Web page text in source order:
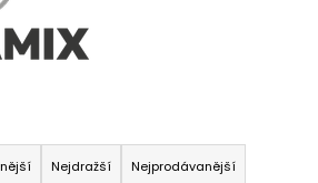
Nejdražší Nejprodávanější